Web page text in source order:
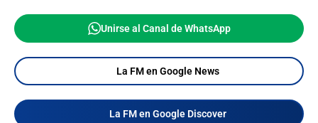
Unirse al Canal de WhatsApp
La FM en Google News
La FM en Google Discover